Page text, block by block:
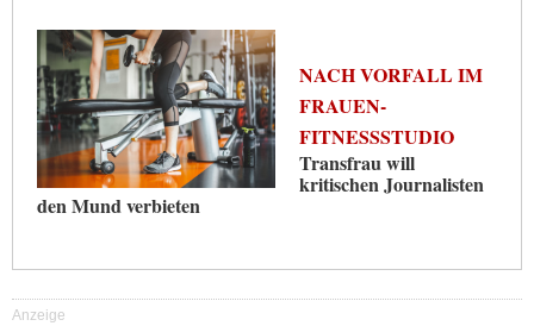
NACH VORFALL IM
FRAUEN-
FITNESSSTUDIO
Transfrau will
kritischen Journalisten
den Mund verbieten
Anzeige